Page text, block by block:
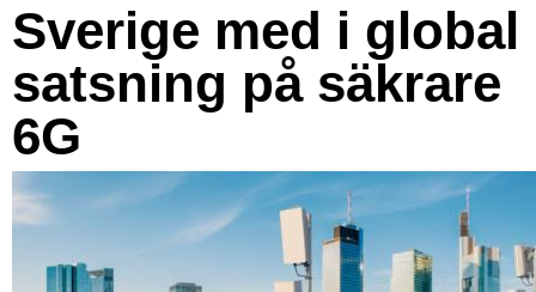
Sverige med i global
satsning på säkrare
6G